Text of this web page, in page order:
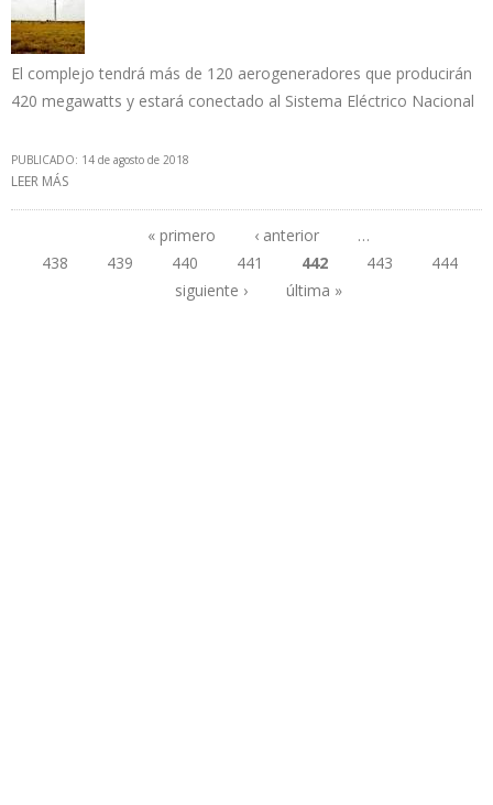
El complejo tendrá más de 120 aerogeneradores que producirán
420 megawatts y estará conectado al Sistema Eléctrico Nacional
PUBLICADO: 14 de agosto de 2018
LEER MÁS
Páginas
« primero ‹ anterior
…
438
439 440 441 442 443
444
siguiente ›
última »